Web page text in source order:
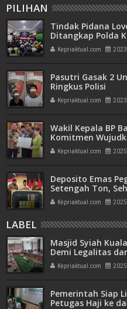
PILIHAN
Tindak Pidana
Ditangkap Polda
Kepriaktual.com
Pasutri Gasak 2
Ringkus Polisi
Kepriaktual.com
Wakil Kepala BP
Komitmen
Transparan dan
Kepriaktual.com
Deposito Emas
Setengah Ton,
Bank Emas
Kepriaktual.com
LABEL
Masjid Syiah
Demi Legalitas
Kepriaktual.com
Pemerintah Siap
Petugas Haji ke